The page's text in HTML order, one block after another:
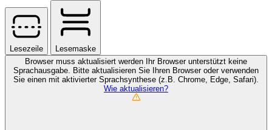
Lesezeile
Lesemaske
Browser muss aktualisiert werden Ihr Browser unterstützt keine
Sprachausgabe. Bitte aktualisieren Sie Ihren Browser oder verwenden
Sie einen mit aktivierter Sprachsynthese (z.B. Chrome, Edge, Safari).
Wie aktualisieren?